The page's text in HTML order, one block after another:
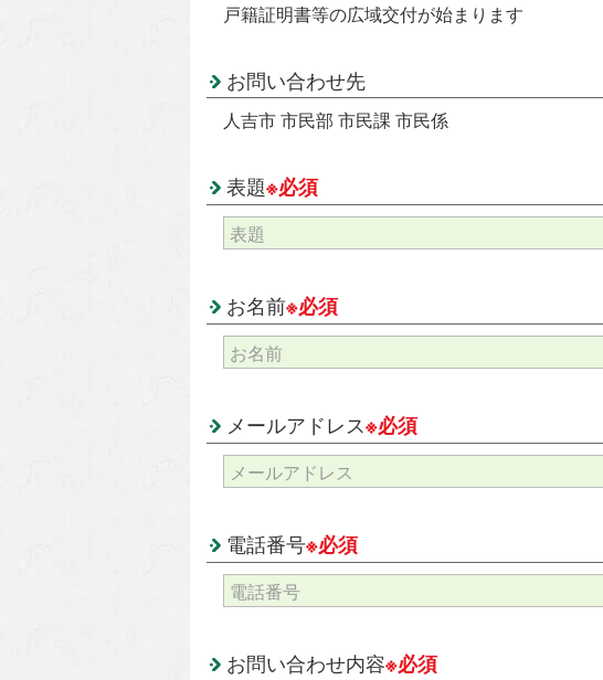
戸籍証明書等の広域交付が始まります
お問い合わせ先
人吉市 市民部 市民課 市民係
表題※必須
お名前※必須
メールアドレス※必須
電話番号※必須
お問い合わせ内容※必須